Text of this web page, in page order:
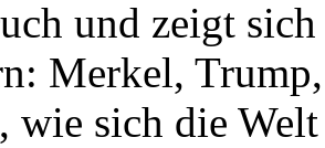
und zeigt
Merkel,
wie sich die